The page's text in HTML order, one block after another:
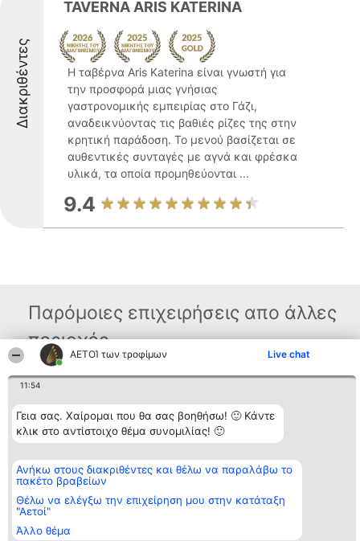
ΑΕΤΟΊ των τροφίμων Live chat
11:54
Γεια σας. Χαίρομαι που θα σας βοηθήσω! 🙂 Κάντε
κλικ στο αντίστοιχο θέμα συνομιλίας! 🙂
Ανήκω στους διακριθέντες και θέλω να παραλάβω το
πακέτο βραβείων
Θέλω να ελέγξω την επιχείρηση μου στην κατάταξη
"Αετοί"
Άλλο θέμα
Διακριθέντες
TAVERNA ARIS KATERINA
Η ταβέρνα Aris Katerina είναι γνωστή για
την προσφορά μιας γνήσιας
γαστρονομικής εμπειρίας στο Γάζι,
αναδεικνύοντας τις βαθιές ρίζες της στην
κρητική παράδοση. Το μενού βασίζεται σε
αυθεντικές συνταγές με αγνά και φρέσκα
υλικά, τα οποία προμηθεύονται ...
9.4
Παρόμοιες επιχειρήσεις απο άλλες
περιοχές
κατάταξης
BEAUTIFUL COMPANY
Μονοπρόσωπη ΙΚΕ
ΤΗΛ. ΕΠΙΚΟΙΝΩΝΙΑΣ:
email:
aetoi@beautifulcompany.co
Διακριθέντες
Λίστα όλων
των
διακριθέντων
Όροι &
προϋποθέσεις
ΑΠΟΡΡΗΤΟΥ
Επικοινωνία